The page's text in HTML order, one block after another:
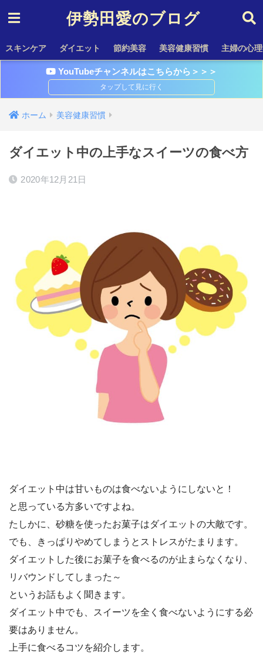
伊勢田愛のブログ
スキンケア ダイエット 節約美容 美容健康習慣 主婦の心
YouTubeチャンネルはこちらから＞＞＞
ホーム 美容健康習慣
ダイエット中の上手なスイーツの食べ方
2020年12月21日
ダイエット中は甘いものは食べないようにしないと！
と思っている方多いですよね。
たしかに、砂糖を使ったお菓子はダイエットの大敵です。
でも、きっぱりやめてしまうとストレスがたまります。
ダイエットした後にお菓子を食べるのが止まらなくなり、
リバウンドしてしまった～
というお話もよく聞きます。
ダイエット中でも、スイーツを全く食べないようにする必
要はありません。
上手に食べるコツを紹介します。